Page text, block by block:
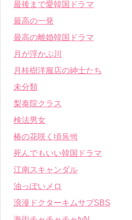
最後まで愛韓国ドラマ
最高の一発
最高の離婚韓国ドラマ
月が浮かぶ川
月桂樹洋服店の紳士たち
未分類
梨泰院クラス
検法男女
椿の花咲く頃동백
死んでもいい韓国ドラマ
江南スキャンダル
油っぽいメロ
浪漫ドクターキムサブSBS